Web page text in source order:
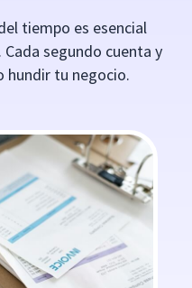
tiempo es esencial
segundo cuenta y
hundir tu negocio.